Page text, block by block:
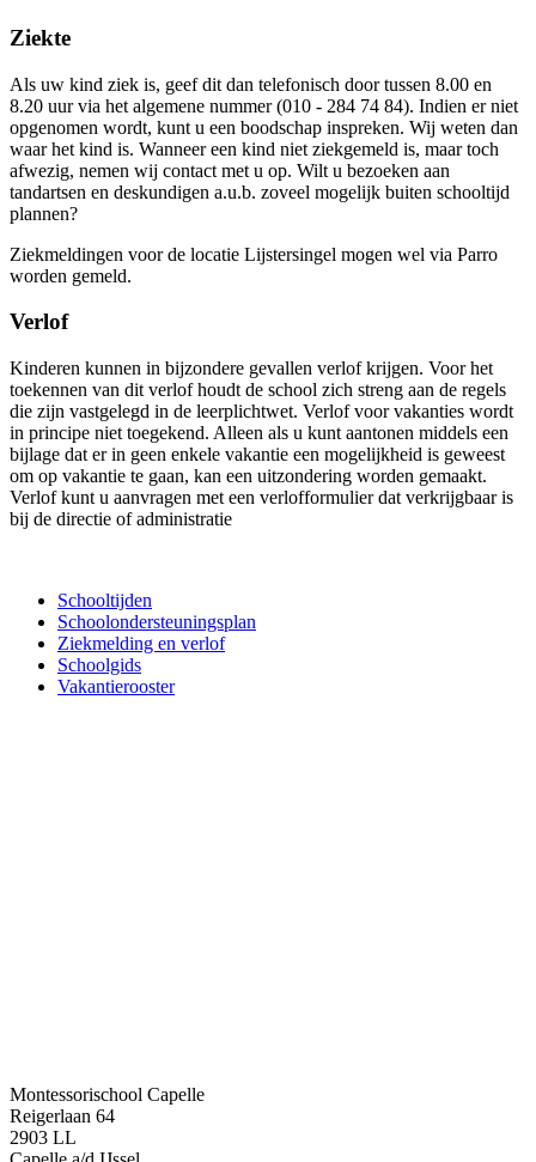
Ziekte
Als uw kind ziek is, geef dit dan telefonisch door tussen 8.00 en
8.20 uur via het algemene nummer (010 - 284 74 84). Indien er niet
opgenomen wordt, kunt u een boodschap inspreken. Wij weten dan
waar het kind is. Wanneer een kind niet ziekgemeld is, maar toch
afwezig, nemen wij contact met u op. Wilt u bezoeken aan
tandartsen en deskundigen a.u.b. zoveel mogelijk buiten schooltijd
plannen?
Ziekmeldingen voor de locatie Lijstersingel mogen wel via Parro
worden gemeld.
Verlof
Kinderen kunnen in bijzondere gevallen verlof krijgen. Voor het
toekennen van dit verlof houdt de school zich streng aan de regels
die zijn vastgelegd in de leerplichtwet. Verlof voor vakanties wordt
in principe niet toegekend. Alleen als u kunt aantonen middels een
bijlage dat er in geen enkele vakantie een mogelijkheid is geweest
om op vakantie te gaan, kan een uitzondering worden gemaakt.
Verlof kunt u aanvragen met een verlofformulier dat verkrijgbaar is
bij de directie of administratie
Schooltijden
Schoolondersteuningsplan
Ziekmelding en verlof
Schoolgids
Vakantierooster
Montessorischool Capelle
Reigerlaan 64
2903 LL